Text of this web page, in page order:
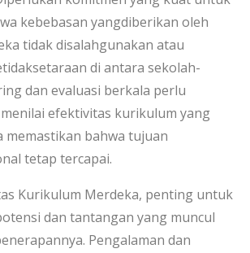
kebebasan yangdiberikan oleh
tidak disalahgunakan atau
di antara sekolah-
dan evaluasi berkala perlu
efektivitas kurikulum yang
memastikan bahwa tujuan
tetap tercapai.
Kurikulum Merdeka, penting untuk
dan tantangan yang muncul
Pengalaman dan